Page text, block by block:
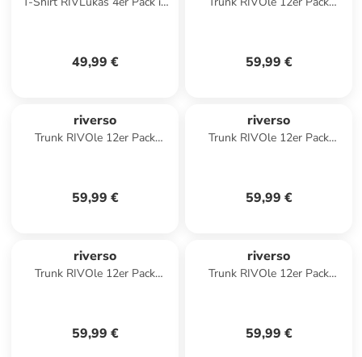
49,99 € 59,99 €
riverso
Trunk RIVOle 12er Pack
59,99 €
riverso
Trunk RIVOle 12er Pack
59,99 €
riverso
Trunk RIVOle 12er Pack
59,99 €
riverso
Trunk RIVOle 12er Pack
59,99 €